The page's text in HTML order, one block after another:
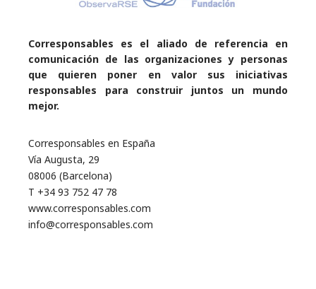
Corresponsables es el aliado de referencia en
comunicación de las organizaciones y personas
que quieren poner en valor sus iniciativas
responsables para construir juntos un mundo
mejor.
Corresponsables en España
Vía Augusta, 29
08006 (Barcelona)
T +34 93 752 47 78
www.corresponsables.com
info@corresponsables.com